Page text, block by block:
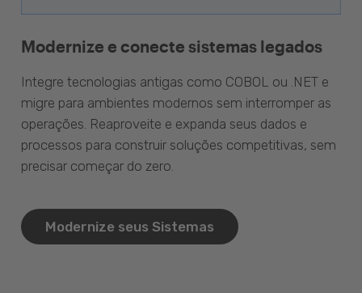
Modernize e conecte sistemas legados
Integre tecnologias antigas como COBOL ou .NET e
migre para ambientes modernos sem interromper as
operações. Reaproveite e expanda seus dados e
processos para construir soluções competitivas, sem
precisar começar do zero.
Modernize seus Sistemas